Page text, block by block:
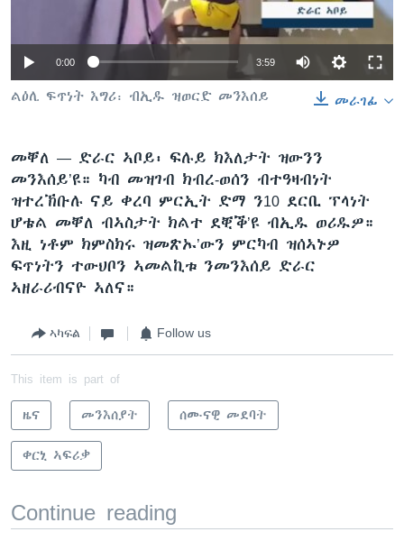
ቂሔ ጽልሚ
ቋንቋታት
0:00 3:59
መራገፊ
ልዕሊ ፍጥነት እግሪ፡ ብኢዱ ዝወርድ መንእሰይ
መቐለ — ድራር ኣቦይ፡ ፍሉይ ክእለታት ዝውንን
መንእሰይ’ዩ። ካብ መዝገብ ክብረ-ወሰን ብተዓዛብነት
ዝተረኽቡሉ ናይ ቀረባ ምርኢት ድማ ን10 ደርቢ ፕላነት
ሆቴል መቐለ ብኣስታት ክልተ ደቒቕ’ዩ ብኢዱ ወሪዱዎ።
እዚ ነቶም ክምስክሩ ዝመጽኡ’ውን ምርካብ ዝሰኣኑዎ
ፍጥነትን ተውህቦን ኣመልኪቱ ንመንእሰይ ድራር
ኣዘራሪብናዮ ኣለና።
ኣካፍል Follow us
This item is part of
ዜና መንእሰያት ሰሙናዊ መደባት
ቀርኒ ኣፍሪቃ
Continue reading